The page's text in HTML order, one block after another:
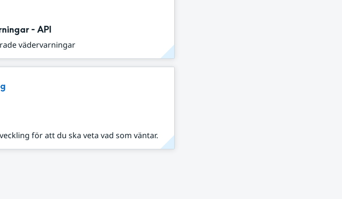
- API
vädervarningar
för att du ska veta vad som väntar.